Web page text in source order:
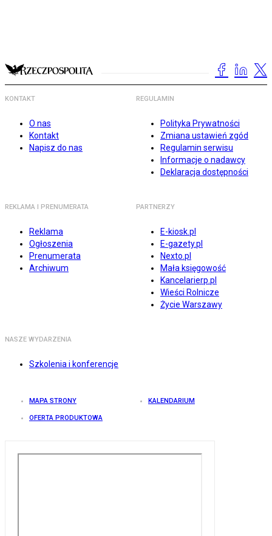
KONTAKT
O nas
Kontakt
Napisz do nas
REGULAMIN
Polityka Prywatności
Zmiana ustawień zgód
Regulamin serwisu
Informacje o nadawcy
Deklaracja dostępności
REKLAMA I PRENUMERATA
Reklama
Ogłoszenia
Prenumerata
Archiwum
PARTNERZY
E-kiosk.pl
E-gazety.pl
Nexto.pl
Mała księgowość
Kancelarierp.pl
Wieści Rolnicze
Życie Warszawy
NASZE WYDARZENIA
Szkolenia i konferencje
MAPA STRONY KALENDARIUM
OFERTA PRODUKTOWA